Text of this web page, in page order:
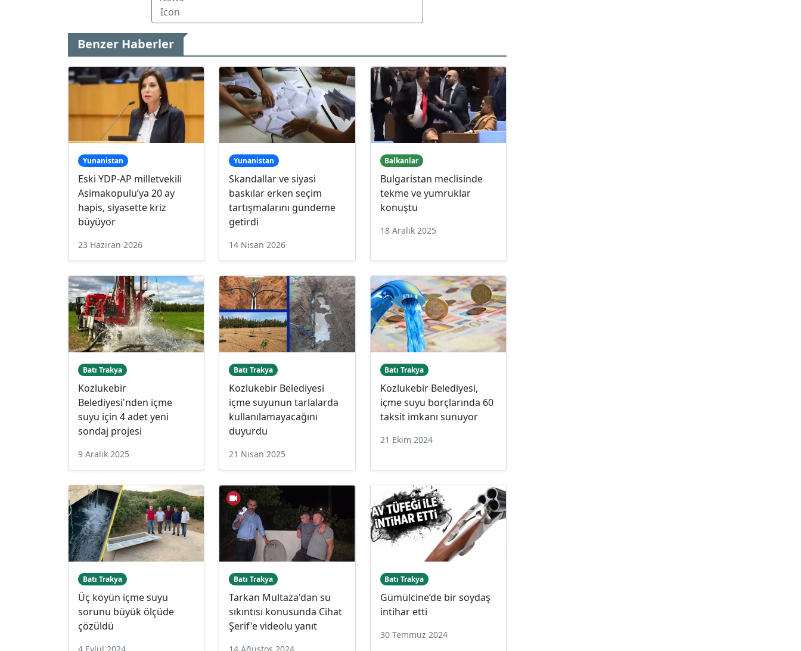
Benzer Haberler
Yunanistan
Eski YDP-AP milletvekili
Asimakopulu’ya 20 ay
hapis, siyasette kriz
büyüyor
23 Haziran 2026
Yunanistan
Skandallar ve siyasi
baskılar erken seçim
tartışmalarını gündeme
getirdi
14 Nisan 2026
Balkanlar
Bulgaristan meclisinde
tekme ve yumruklar
konuştu
18 Aralık 2025
Batı Trakya
Kozlukebir
Belediyesi'nden içme
suyu için 4 adet yeni
sondaj projesi
9 Aralık 2025
Batı Trakya
Kozlukebir Belediyesi
içme suyunun tarlalarda
kullanılamayacağını
duyurdu
21 Nisan 2025
Batı Trakya
Kozlukebir Belediyesi,
içme suyu borçlarında 60
taksit imkanı sunuyor
21 Ekim 2024
Batı Trakya
Üç köyün içme suyu
sorunu büyük ölçüde
çözüldü
Batı Trakya
Tarkan Multaza'dan su
sıkıntısı konusunda Cihat
Şerif'e videolu yanıt
Batı Trakya
Gümülcine’de bir soydaş
intihar etti
30 Temmuz 2024